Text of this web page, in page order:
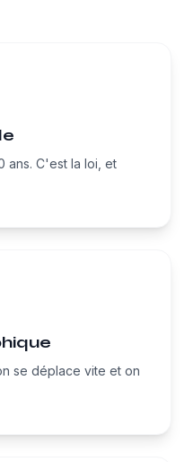
ans. C'est la loi, et
se déplace vite et on